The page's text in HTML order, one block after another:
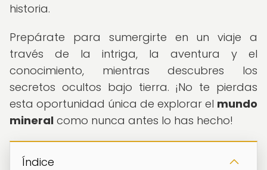
historia.
Prepárate para sumergirte en un viaje a
través de la intriga, la aventura y el
conocimiento, mientras descubres los
secretos ocultos bajo tierra. ¡No te pierdas
esta oportunidad única de explorar el mundo
mineral como nunca antes lo has hecho!
Índice